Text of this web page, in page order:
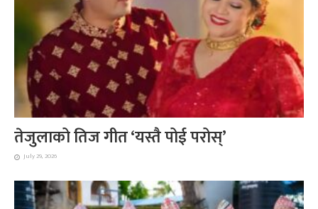
तेजुलाको तिज गीत ‘यस्तै पोई परोस्’
July 29, 2026